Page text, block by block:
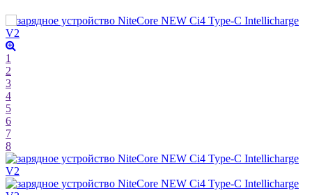
1
2
3
4
5
6
7
8